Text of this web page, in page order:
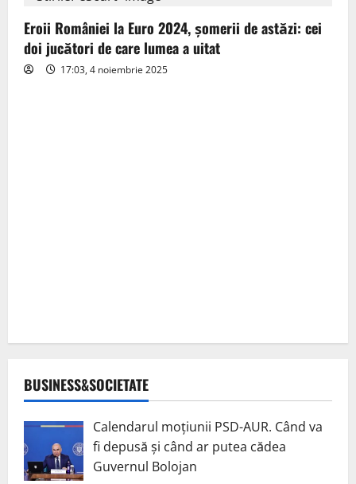
Eroii României la Euro 2024, șomerii de astăzi: cei
doi jucători de care lumea a uitat
17:03, 4 noiembrie 2025
BUSINESS&SOCIETATE
Calendarul moțiunii PSD-AUR. Când va
fi depusă și când ar putea cădea
Guvernul Bolojan